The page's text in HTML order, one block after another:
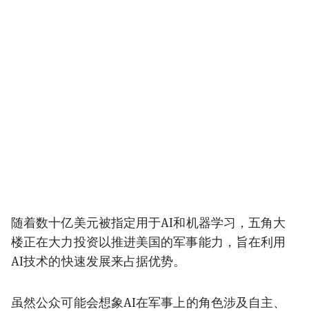
随着数十亿美元被指定用于AI和机器学习，五角大
楼正在大力投资以推进美国的军事能力，旨在利用
AI技术的快速发展来占据优势。
虽然公众可能会想象AI在军事上的角色涉及自主、